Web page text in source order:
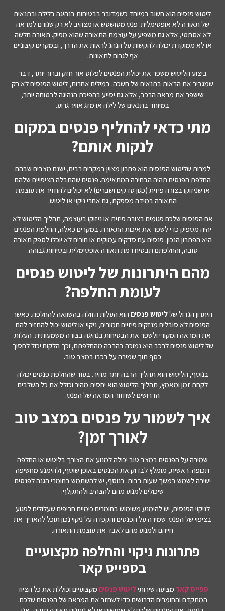
ליטוש פנסים הוא חשוב במיוחד כשמדובר בבטיחות בנהיגה בלילה ובתנאים
של תאורה לא אופטימלית. פנס מטושטש או מצהיב לא רק שגורם למראה
לא אסתטי, אלא גם משפיע על עוצמת התאורה שהוא מפיק. תאורה חלשה
או לא ממוקדת יכולה להקשות על הנהג לראות את הדרך, ובמקרים קיצוניים
אף לגרום לתאונות.
ביצוע הליטוש משפר את יכולת הפנסים לפלוט אור חזק וברור יותר, דבר
שמגביר את הראות בתנאים של חשכה. במילים אחרות, ליטוש הפנסים לא רק
שישפר את מראה הרכב, אלא גם יסייע בהפיכת הנהיגה לבטוחה יותר,
במיוחד בתנאים של לילה או מזג אוויר גרוע.
מתי כדאי להחליף פנסים במקום
לנקות אותם?
למרות שליטוש הפנסים הוא פתרון מצוין במקרים רבים, ישנם מצבים שבהם
החלפת הפנסים תהיה הבחירה המתאימה. פנסים שהתבלה הציפויים שלהם
או שניזוקו בצורה פיזית (כגון סדקים ושברים) לא יכולים להחזיר את עוצמת
התאורה במידה מספקת, גם אחרי ניקוי או ליטוש.
אם הפנסים שלכם פגומים בצורה פיזית או ניזוקו בעוצמה, תהליך הליטוש לא
יהיה מספיק כדי לשפר את איכות התאורה. במקרים כאלה, החלפת הפנסים
היא הפתרון הנכון. פנסים עם סדקים עמוקים או חורים לא יוכלו לספק תאורה
טובה, והחלפתם תבטיח רמת תאורה אופטימלית ובטיחות גבוהה.
מהם היתרונות של ליטוש פנסים
לעומת החלפה?
היתרון הגדול שלליטוש פנסים הוא העלות הזולה בהשוואה להחלפה. כאשר
הפנסים לא סובלים מנזקים פיזיים חמורים, ניקוי או ליטוש יכול להחזיר להם
את המראה המקורי ולשפר את הבטיחות בנהיגה בצורה משמעותית. העלות
של ליטוש פנסים לרכב היא נמוכה בהרבה מהחלפתם, וכך הלקוח יכול לחסוך
כסף תוך שמירה על רכבו במצב טוב.
בנוסף, הליטוש הוא תהליך הרבה יותר מהיר. בעוד שהחלפת פנסים יכולה
לקחת זמן ומאמץ, תהליך הליטוש הוא יחסית מהיר וכולל את כל השלבים
הדרושים לשחזור המראה של הפנס.
איך לשמור על פנסים במצב טוב
לאורך זמן?
שמירה על הפנסים במצב טוב יכולה למנוע את הצורך בליטוש או החלפה
תכופה. ראשית, מומלץ לבדוק את הפנסים באופן שוטף, ולהימנע מחשיפה
ישירה לשמש במשך שעות רבות. בנוסף, יש להשתמש בחומרי הגנה לפנסים
שיכולים למנוע מהם להצהיב ולהתקלף.
לניקוי הפנסים, יש להימנע משימוש בחומרים כימיים חריפים שעלולים לפגוע
בציפוי של הפנס. שמירה על הפנסים והקפדה על ניקוי נכון תוכל להאריך את
חייהם ולמנוע מהם לאבד את עוצמת התאורה.
פתרונות ניקוי והחלפה מקצועיים
בספייס קאר
ספייס קאר מציעה שירותיליטוש פנסים מקצועיים וכוללת את כל הציוד
המתקדם והחומרים הדרושים כדי לשחזר את המראה של הפנסים שלכם.